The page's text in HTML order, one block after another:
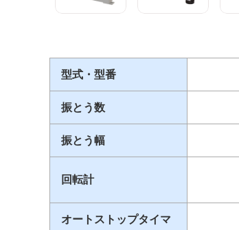
型式・型番
振とう数
振とう幅
回転計
オートストップタイマ